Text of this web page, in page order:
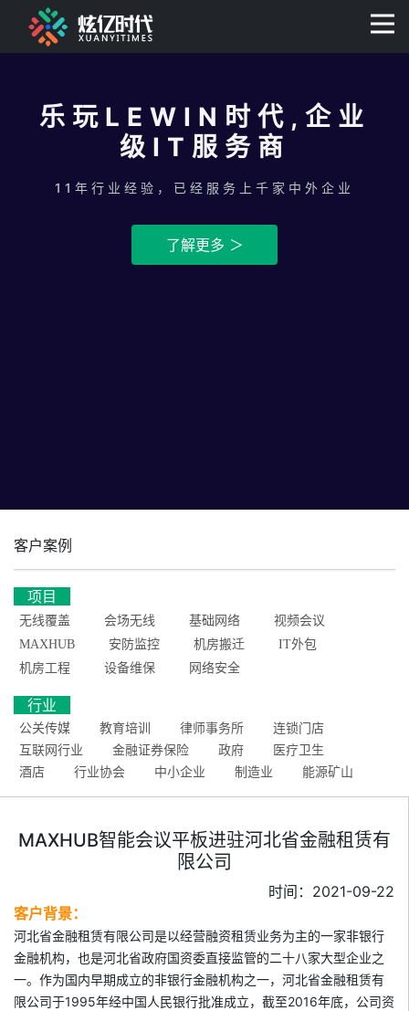
乐玩LEWIN时代,企业
级IT服务商
11年行业经验，已经服务上千家中外企业
了解更多 ＞
客户案例
项目
无线覆盖 会场无线 基础网络
视频会议
MAXHUB
安防监控 机房搬迁
IT外包
机房工程
设备维保 网络安全
行业
公关传媒 教育培训 律师事务所
连锁门店
互联网行业
金融证券保险 政府
医疗卫生
酒店
行业协会 中小企业 制造业 能源矿山
MAXHUB智能会议平板进驻河北省金融租赁有
限公司
时间：2021-09-22
客户背景：
河北省金融租赁有限公司是以经营融资租赁业务为主的一家非银行
金融机构，也是河北省政府国资委直接监管的二十八家大型企业之
一。作为国内早期成立的非银行金融机构之一，河北省金融租赁有
限公司于1995年经中国人民银行批准成立，截至2016年底，公司资